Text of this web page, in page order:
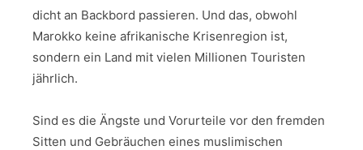
dicht an Backbord passieren. Und das, obwohl
Marokko keine afrikanische Krisenregion ist,
sondern ein Land mit vielen Millionen Touristen
jährlich.
Sind es die Ängste und Vorurteile vor den fremden
Sitten und Gebräuchen eines muslimischen